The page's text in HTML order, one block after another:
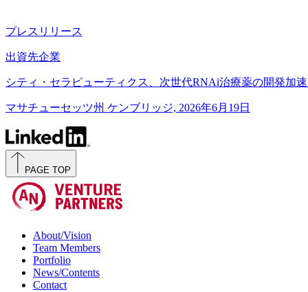
プレスリリース
出資先企業
シティ・セラピューティクス、次世代RNAi治療薬の開発加
マサチューセッツ州 ケンブリッジ, 2026年6月19日
PAGE TOP
About/Vision
Team Members
Portfolio
News/Contents
Contact